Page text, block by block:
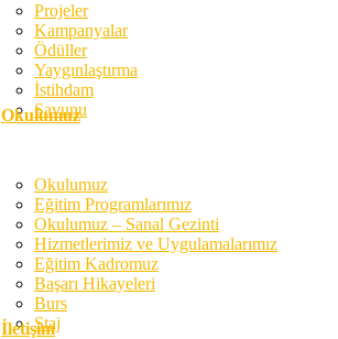
Projeler
Kampanyalar
Ödüller
Yaygınlaştırma
İstihdam
Savunu
Okulumuz
Okulumuz
Eğitim Programlarımız
Okulumuz – Sanal Gezinti
Hizmetlerimiz ve Uygulamalarımız
Eğitim Kadromuz
Başarı Hikayeleri
Burs
Staj
İletişim